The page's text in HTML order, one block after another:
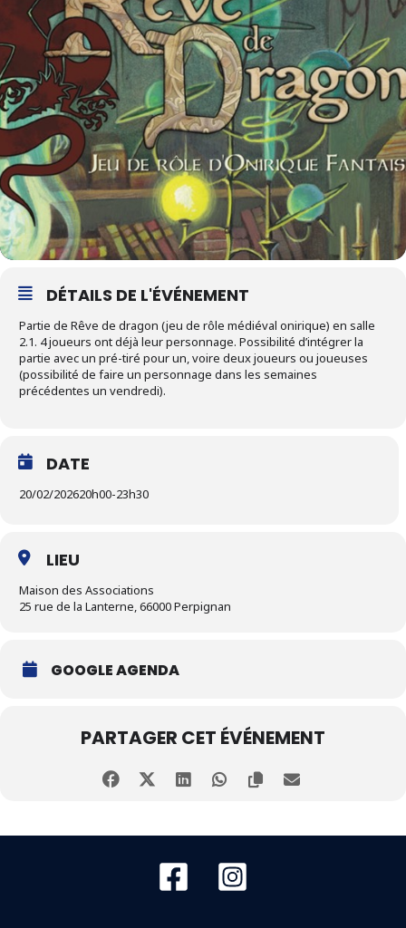
DÉTAILS DE L'ÉVÉNEMENT
Partie de Rêve de dragon (jeu de rôle médiéval onirique) en salle
2.1. 4 joueurs ont déjà leur personnage. Possibilité d’intégrer la
partie avec un pré-tiré pour un, voire deux joueurs ou joueuses
(possibilité de faire un personnage dans les semaines
précédentes un vendredi).
DATE
20/02/202620h00-23h30
LIEU
Maison des Associations
25 rue de la Lanterne, 66000 Perpignan
GOOGLE AGENDA
PARTAGER CET ÉVÉNEMENT